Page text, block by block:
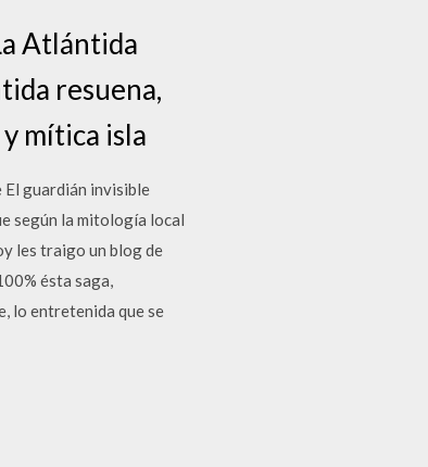
Atlántida
resuena,
mítica isla
El guardián invisible
según la mitología local
les traigo un blog de
ésta saga,
lo entretenida que se